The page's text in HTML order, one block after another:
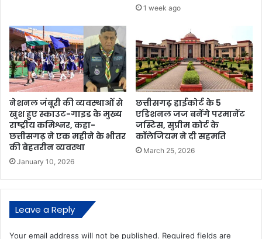
1 week ago
नेशनल जंबूरी की व्यवस्थाओं से
खुश हुए स्काउट-गाइड के मुख्य
राष्ट्रीय कमिश्नर, कहा-
छत्तीसगढ़ ने एक महीने के भीतर
की बेहतरीन व्यवस्था
January 10, 2026
छत्तीसगढ़ हाईकोर्ट के 5
एडिशनल जज बनेंगे परमानेंट
जस्टिस, सुप्रीम कोर्ट के
कॉलेजियम ने दी सहमति
March 25, 2026
Leave a Reply
Your email address will not be published. Required fields are